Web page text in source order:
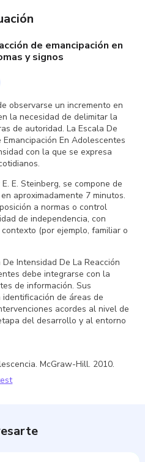
de emancipación en
y signos
observarse un incremento en
la necesidad de delimitar la
de autoridad. La Escala De
En Adolescentes
con la que se expresa
E. Steinberg, se compone de
aproximadamente 7 minutos.
a normas o control
de independencia, con
(por ejemplo, familiar o
Intensidad De La Reacción
debe integrarse con la
de información. Sus
de áreas de
acordes al nivel de
del desarrollo y al entorno
McGraw-Hill. 2010.